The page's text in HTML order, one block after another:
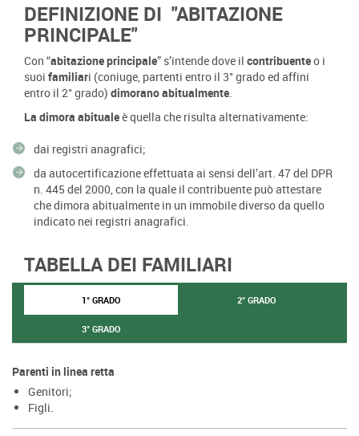
DEFINIZIONE DI "ABITAZIONE
PRINCIPALE"
Con “abitazione principale” s’intende dove il contribuenteo i
suoi familiari (coniuge, partenti entro il 3° grado ed affini
entro il 2° grado) dimorano abitualmente.
La dimora abitualeè quella che risulta alternativamente:
dai registri anagrafici;
da autocertificazione effettuata ai sensi dell’art. 47 del DPR
n. 445 del 2000, con la quale il contribuente può attestare
che dimora abitualmente in un immobile diverso da quello
indicato nei registri anagrafici.
TABELLA DEI FAMILIARI
1° GRADO 2° GRADO
3° GRADO
Parenti in linea retta
Genitori;
Figli.